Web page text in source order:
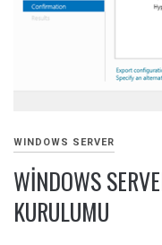
WINDOWS SERVER
WINDOWS
KURULUMU